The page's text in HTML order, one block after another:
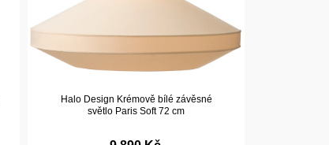
Halo Design Krémově bílé závěsné
světlo Paris Soft 72 cm